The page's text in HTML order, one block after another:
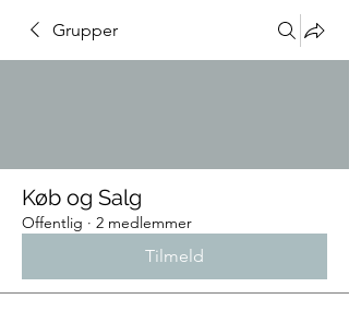
Grupper
Køb og Salg
Offentlig · 2 medlemmer
Tilmeld